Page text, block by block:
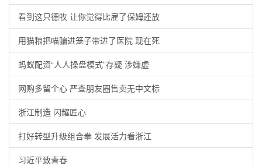
看到这只德牧 让你觉得比雇了保姆还放
用猫粮把喵骗进笼子带进了医院 现在死
蚂蚁配资“人人操盘模式”存疑 涉嫌虚
网购多留个心 严查朋友圈售卖无中文标
浙江制造 闪耀匠心
打好转型升级组合拳 发展活力看浙江
习近平致青春